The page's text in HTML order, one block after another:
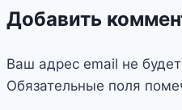
Добавить
Ваш адрес email не
Обязательные поля